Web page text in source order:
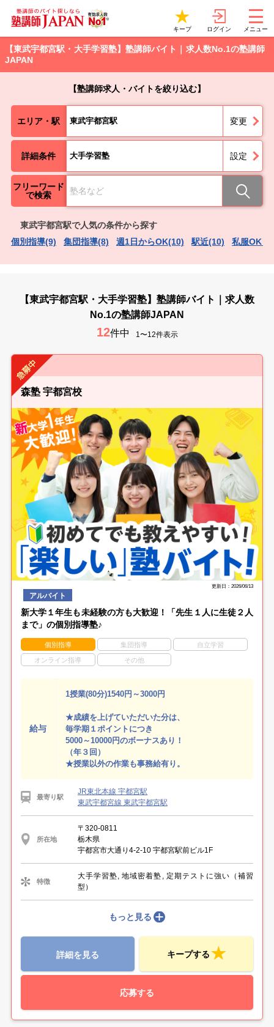
キープ ログイン メニュー
【東武宇都宮駅・大手学習塾】塾講師バイト｜求人数No.1の塾講師
JAPAN
【塾講師求人・バイトを絞り込む】
エリア・駅 東武宇都宮駅 変更
詳細条件 大手学習塾 設定
フリーワード
で検索
東武宇都宮駅で人気の条件から探す
個別指導(9)
集団指導(8) 週1日からOK(10) 駅近(10) 私服OK（
【東武宇都宮駅・大手学習塾】塾講師バイト｜求人数
No.1の塾講師JAPAN
12件中 1〜12件表示
森塾 宇都宮校
更新日：2026/06/13
アルバイト
新大学１年生も未経験の方も大歓迎！「先生１人に生徒２人
まで」の個別指導塾♪
個別指導 集団指導 自立学習
オンライン指導 その他
給与
1授業(80分)1540円～3000円
★成績を上げていただいた分は、
毎学期１ポイントにつき
5000～10000円のボーナスあり！
（年３回）
★授業以外の作業も事務給有り。
最寄り駅
JR東北本線 宇都宮駅
東武宇都宮線 東武宇都宮駅
所在地
〒320-0811
栃木県
宇都宮市大通り4-2-10 宇都宮駅前ビル1F
特徴
大手学習塾, 地域密着塾, 定期テストに強い（補習
型）
もっと見る
詳細を見る キープする
応募する